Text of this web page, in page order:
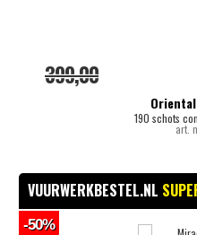
190 schots
art.
399,00
VUURWERKBESTEL.NL
-50%